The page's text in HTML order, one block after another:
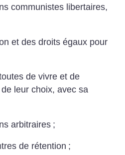
communistes libertaires,
et des droits égaux pour
de vivre et de
leur choix, avec sa
arbitraires ;
de rétention ;